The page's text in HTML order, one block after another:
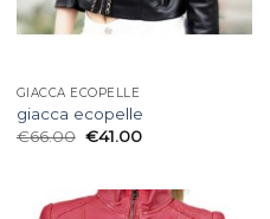
GIACCA ECOPELLE
giacca ecopelle
€66.00 €41.00